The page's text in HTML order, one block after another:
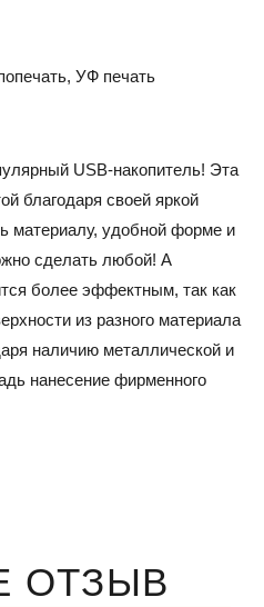
УФ печать
USB-накопитель! Эта
благодаря своей яркой
материалу, удобной форме и
сделать любой! А
более эффектным, так как
из разного материала
наличию металлической и
нанесение фирменного
ОТЗЫВ